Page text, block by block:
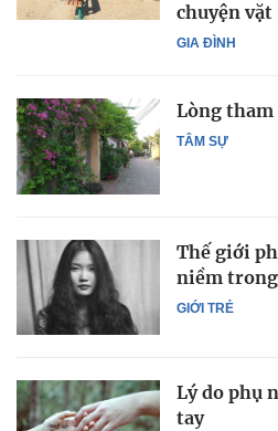
GIA ĐÌNH
chuyện vặt
TÂM SỰ
Lòng tham
GIỚI TRẺ
Thế giới
niềm
Lý do phụ
tay